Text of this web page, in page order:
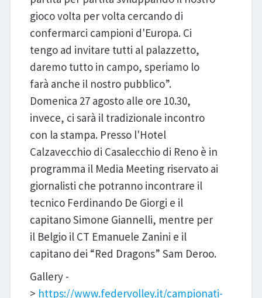
gioco volta per volta cercando di
confermarci campioni d'Europa. Ci
tengo ad invitare tutti al palazzetto,
daremo tutto in campo, speriamo lo
farà anche il nostro pubblico”.
Domenica 27 agosto alle ore 10.30,
invece, ci sarà il tradizionale incontro
con la stampa. Presso l'Hotel
Calzavecchio di Casalecchio di Reno è in
programma il Media Meeting riservato ai
giornalisti che potranno incontrare il
tecnico Ferdinando De Giorgi e il
capitano Simone Giannelli, mentre per
il Belgio il CT Emanuele Zanini e il
capitano dei “Red Dragons” Sam Deroo.
Gallery -
> https://www.federvolley.it/campionati-